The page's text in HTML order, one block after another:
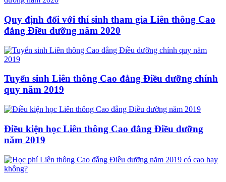
Quy định đối với thí sinh tham gia Liên thông Cao
đẳng Điều dưỡng năm 2020
Tuyển sinh Liên thông Cao đẳng Điều dưỡng chính
quy năm 2019
Điều kiện học Liên thông Cao đẳng Điều dưỡng
năm 2019